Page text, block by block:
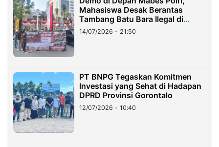
Mahasiswa Desak Berantas
Tambang Batu Bara Ilegal di
Lampung
14/07/2026 - 21:50
PT BNPG Tegaskan Komitmen
Investasi yang Sehat di Hadapan
DPRD Provinsi Gorontalo
12/07/2026 - 10:40